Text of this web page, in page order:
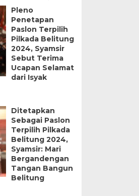
Pleno
Penetapan
Paslon Terpilih
Pilkada Belitung
2024, Syamsir
Sebut Terima
Ucapan Selamat
dari Isyak
Ditetapkan
Sebagai Paslon
Terpilih Pilkada
Belitung 2024,
Syamsir: Mari
Bergandengan
Tangan Bangun
Belitung